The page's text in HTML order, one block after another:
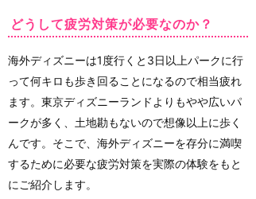
どうして疲労対策が必要なのか？
海外ディズニーは1度行くと3日以上パークに行
って何キロも歩き回ることになるので相当疲れ
ます。東京ディズニーランドよりもやや広いパ
ークが多く、土地勘もないので想像以上に歩く
んです。そこで、海外ディズニーを存分に満喫
するために必要な疲労対策を実際の体験をもと
にご紹介します。